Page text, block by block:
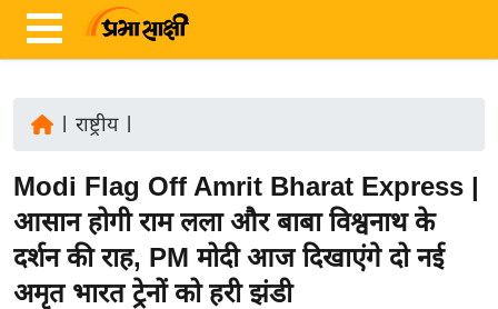
ज़ा
ख
र
राष्ट्रीय|
Modi Flag Off Amrit Bharat Express |
आसान होगी राम लला और बाबा विश्वनाथ के
दर्शन की राह, PM मोदी आज दिखाएंगे दो नई
अमृत भारत ट्रेनों को हरी झंडी